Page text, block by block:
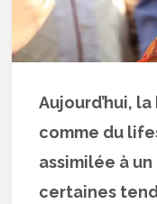
Aujourd’hui,
comme du
assimilée à
certaines